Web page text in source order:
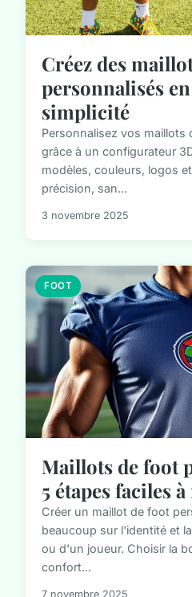
Créez des
personnalisés
simplicité
Personnalisez vos maillots
grâce à un configurateur
modèles, couleurs, logos
précision, san...
3 novembre 2025
FOOT
Maillots de foot
5 étapes faciles
Créer un maillot de foot
beaucoup sur l'identité et
ou d'un joueur. Choisir la
confort...
7 novembre 2025